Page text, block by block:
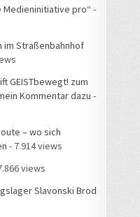
Medieninitiative pro“ -
im Straßenbahnhof
GEISTbewegt! zum
Kommentar dazu -
– wo sich
- 7.914 views
views
Slavonski Brod